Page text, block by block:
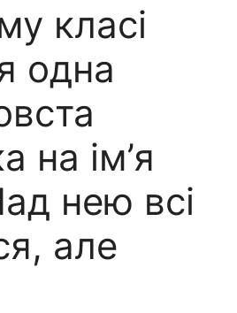
класі
одна
на ім’я
нею всі
але